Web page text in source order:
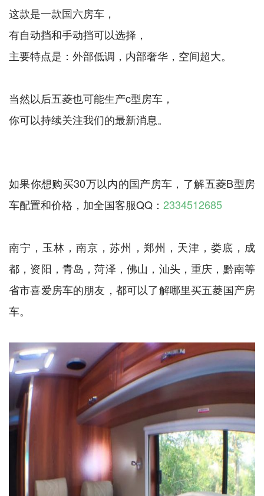
这款是一款国六房车，
有自动挡和手动挡可以选择，
主要特点是：外部低调，内部奢华，空间超大。
当然以后五菱也可能生产c型房车，
你可以持续关注我们的最新消息。
如果你想购买30万以内的国产房车，了解五菱B型房
车配置和价格，加全国客服QQ： 2334512685
南宁，玉林，南京，苏州，郑州，天津，娄底，成
都，资阳，青岛，菏泽，佛山，汕头，重庆，黔南等
省市喜爱房车的朋友，都可以了解哪里买五菱国产房
车。